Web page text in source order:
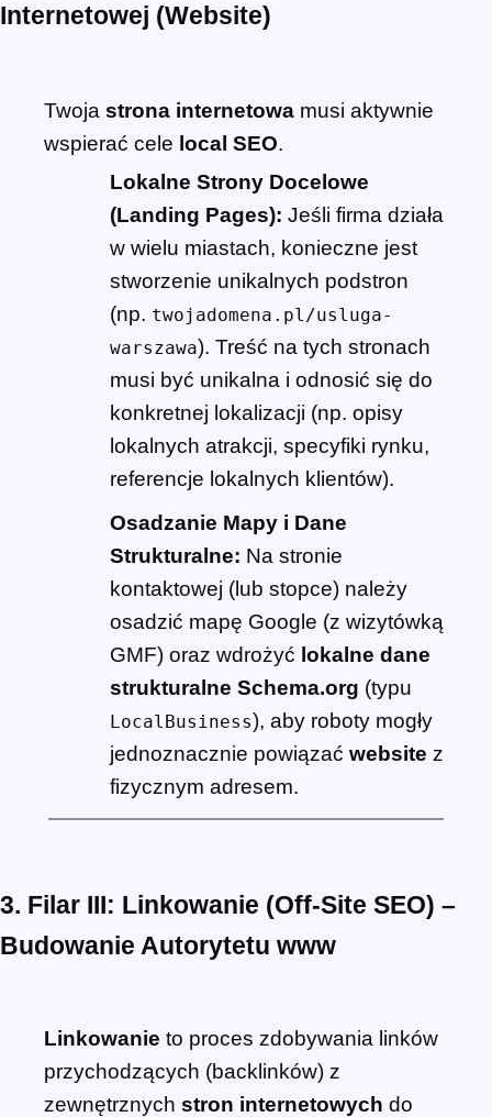
Internetowej (Website)
Twoja strona internetowa musi aktywnie
wspierać cele local SEO.
Lokalne Strony Docelowe
(Landing Pages): Jeśli firma działa
w wielu miastach, konieczne jest
stworzenie unikalnych podstron
(np. twojadomena.pl/usluga-
warszawa). Treść na tych stronach
musi być unikalna i odnosić się do
konkretnej lokalizacji (np. opisy
lokalnych atrakcji, specyfiki rynku,
referencje lokalnych klientów).
Osadzanie Mapy i Dane
Strukturalne: Na stronie
kontaktowej (lub stopce) należy
osadzić mapę Google (z wizytówką
GMF) oraz wdrożyć lokalne dane
strukturalne Schema.org (typu
LocalBusiness), aby roboty mogły
jednoznacznie powiązać website z
fizycznym adresem.
3. Filar III: Linkowanie (Off-Site SEO) –
Budowanie Autorytetu www
Linkowanie to proces zdobywania linków
przychodzących (backlinków) z
zewnętrznych stron internetowych do